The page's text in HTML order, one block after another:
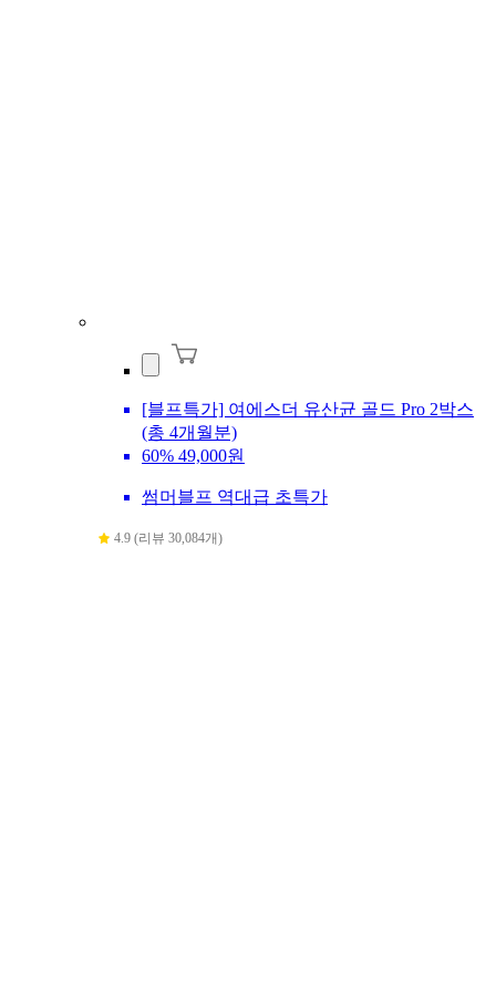
[블프특가] 여에스더 유산균 골드 Pro 2박스
(총 4개월분)
60% 49,000원
썸머블프 역대급 초특가
4.9 (리뷰 30,084개)